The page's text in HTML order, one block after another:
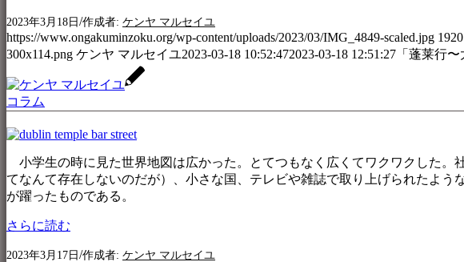
2023年3月18日 /作成者: ケンヤ マルセイユ
https://www.ongakuminzoku.org/wp-content/uploads/2023/03/IMG_4849-scaled.jpg 1920
300x114.png ケンヤ マルセイユ2023-03-18 10:52:472023-03-18 12:51:27 「蓬莱行
コラム
小学生の時に見た世界地図は広かった。とてつもなく広くてワクワクした。
てなんて存在しないのだが）、小さな国、テレビや雑誌で取り上げられたよ
が躍ったものである。
さらに読む
2023年3月17日 /作成者: ケンヤ マルセイユ